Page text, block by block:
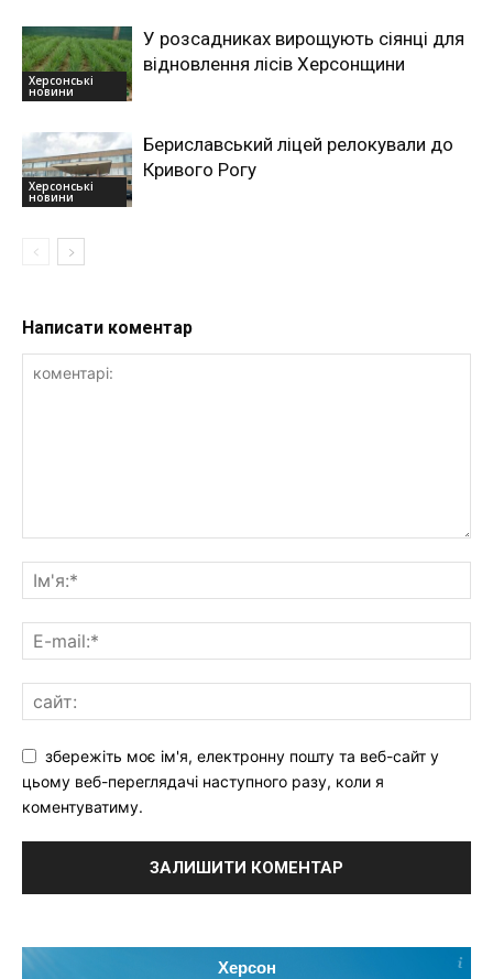
Херсонські
новини
У розсадниках вирощують сіянці для
відновлення лісів Херсонщини
Херсонські
новини
Бериславський ліцей релокували до
Кривого Рогу
Написати коментар
збережіть моє ім'я, електронну пошту та веб-сайт у
цьому веб-переглядачі наступного разу, коли я
коментуватиму.
Херсон